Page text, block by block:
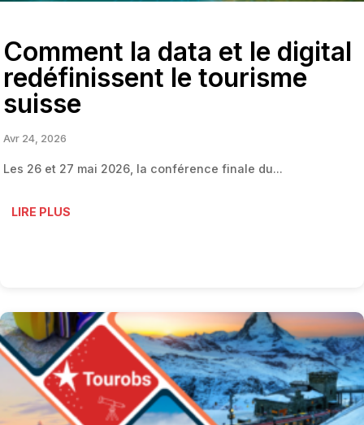
Comment la data et le digital
redéfinissent le tourisme
suisse
Avr 24, 2026
Les 26 et 27 mai 2026, la conférence finale du...
LIRE PLUS